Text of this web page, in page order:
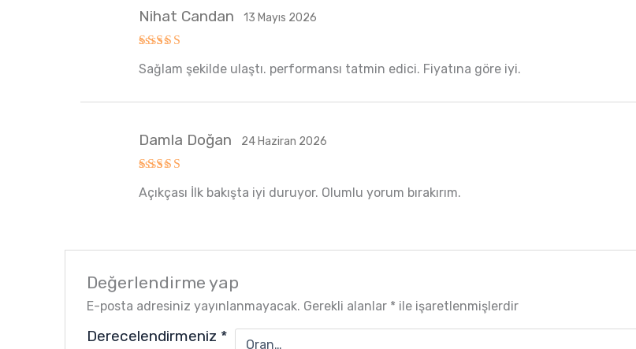
5oy aldı
Nihat Candan 13 Mayıs 2026
Sağlam şekilde ulaştı. performansı tatmin edici. Fiyatına göre iyi.
5oy aldı
Damla Doğan 24 Haziran 2026
Açıkçası İlk bakışta iyi duruyor. Olumlu yorum bırakırım.
Değerlendirme yap
E-posta adresiniz yayınlanmayacak. Gerekli alanlar * ile işaretlenmişlerdir
Derecelendirmeniz *